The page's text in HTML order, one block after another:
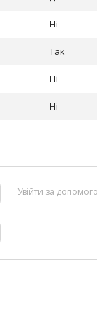
Ні
Так
Ні
Ні
Увійти за